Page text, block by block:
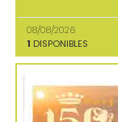
08/08/2026
1 DISPONIBLES